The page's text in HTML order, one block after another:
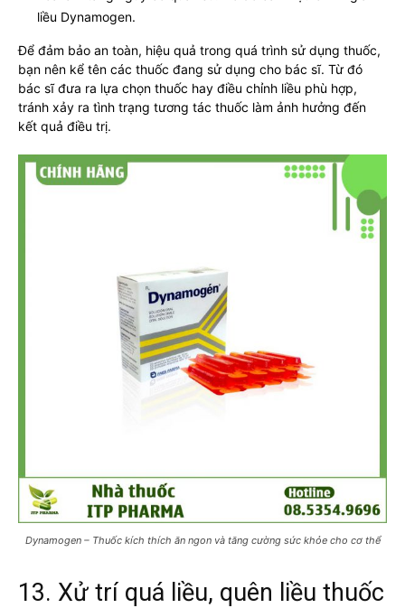
liều Dynamogen.
Để đảm bảo an toàn, hiệu quả trong quá trình sử dụng thuốc,
bạn nên kể tên các thuốc đang sử dụng cho bác sĩ. Từ đó
bác sĩ đưa ra lựa chọn thuốc hay điều chỉnh liều phù hợp,
tránh xảy ra tình trạng tương tác thuốc làm ảnh hưởng đến
kết quả điều trị.
Dynamogen – Thuốc kích thích ăn ngon và tăng cường sức khỏe cho cơ thể
13. Xử trí quá liều, quên liều thuốc